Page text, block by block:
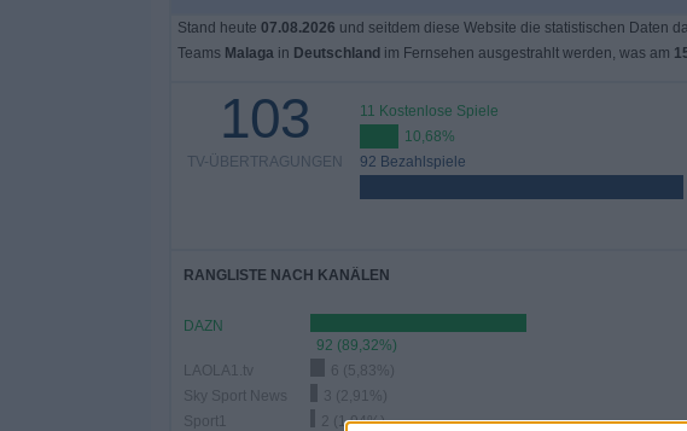
Stand heute 07.08.2026 und seitdem diese Website die statistischen Daten
Teams Malagain Deutschland im Fernsehen ausgestrahlt werden, was am
103
TV-ÜBERTRAGUNGEN
11 Kostenlose Spiele
10,68%
92 Bezahlspiele
RANGLISTE NACH KANÄLEN
DAZN
92 (89,32%)
LAOLA1.tv
6 (5,83%)
Sky Sport News
3 (2,91%)
Sport1
2 (1,94%)